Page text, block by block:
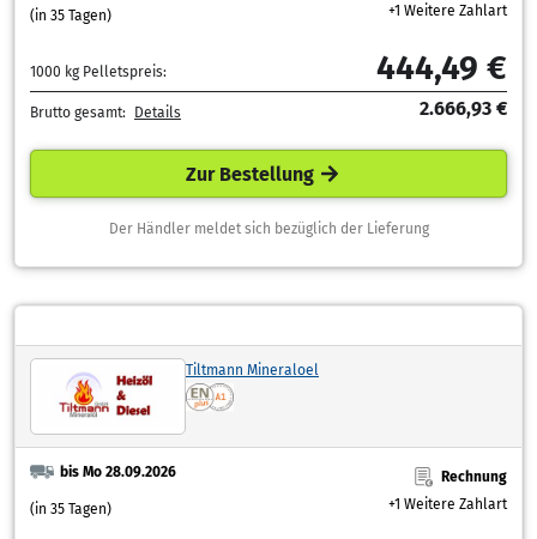
(in 35 Tagen)
+1 Weitere Zahlart
1000 kg Pelletspreis: 444,49 €
Brutto gesamt: Details 2.666,93 €
Zur Bestellung
Der Händler meldet sich bezüglich der Lieferung
Tiltmann Mineraloel
bis Mo 28.09.2026
(in 35 Tagen)
Rechnung
+1 Weitere Zahlart